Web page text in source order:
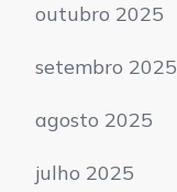
outubro 2025
setembro 2025
agosto 2025
julho 2025